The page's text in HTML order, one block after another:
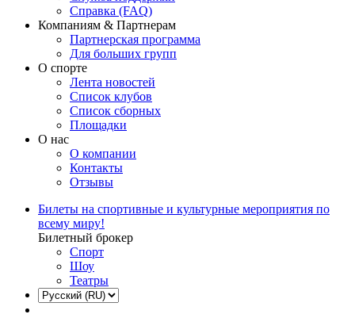
Справка (FAQ)
Компаниям & Партнерам
Партнерская программа
Для больших групп
О спорте
Лента новостей
Список клубов
Список сборных
Площадки
О нас
О компании
Контакты
Отзывы
Билеты на спортивные и культурные мероприятия по
всему миру!
Билетный брокер
Спорт
Шоу
Театры